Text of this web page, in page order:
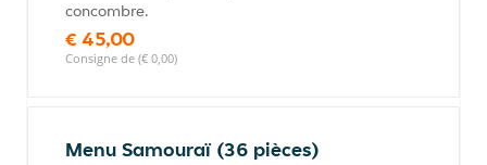
concombre.
€ 45,00
Consigne de (€ 0,00)
Menu Samouraï (36 pièces)